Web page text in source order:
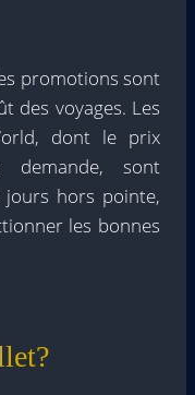
promotions sont
des voyages. Les
dont le prix
sont
jours hors pointe,
les bonnes